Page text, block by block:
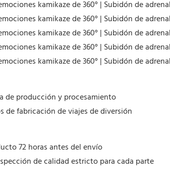
de producción y procesamiento
de fabricación de viajes de diversión
72 horas antes del envío
de calidad estricto para cada parte